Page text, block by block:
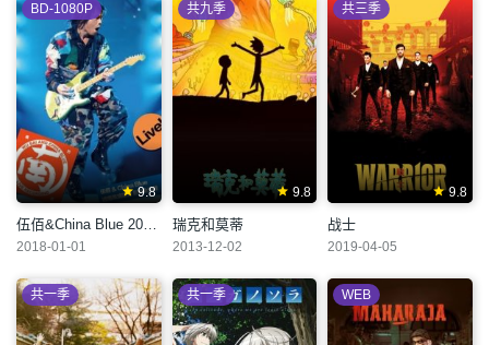
9.8
BD-1080P
2018-01-01
9.8
共九季
瑞克和莫蒂
2013-12-02
9.8
共三季
战士
2019-04-05
共一季 共一季 WEB